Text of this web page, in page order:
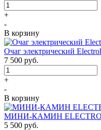
+
-
В корзину
Очаг электрический
7 500 руб.
+
-
В корзину
МИНИ-КАМИН
5 500 руб.